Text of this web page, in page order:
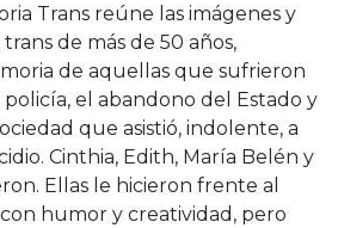
Trans reúne las imágenes y
de más de 50 años,
de aquellas que sufrieron
policía, el abandono del Estado y
que asistió, indolente, a
Cinthia, Edith, María Belén y
Ellas le hicieron frente al
humor y creatividad, pero